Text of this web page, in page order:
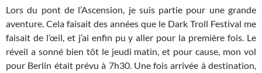
Lors du pont de l’Ascension, je suis partie pour une grande
aventure. Cela faisait des années que le Dark Troll Festival me
faisait de l’œil, et j’ai enfin pu y aller pour la première fois. Le
réveil a sonné bien tôt le jeudi matin, et pour cause, mon vol
pour Berlin était prévu à 7h30. Une fois arrivée à destination,